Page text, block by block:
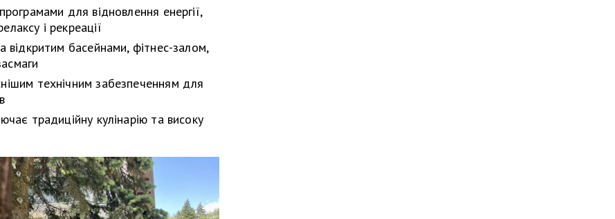
для відновлення енергії,
і рекреації
відкритим басейнами, фітнес-залом,
технічним забезпеченням для
традиційну кулінарію та високу